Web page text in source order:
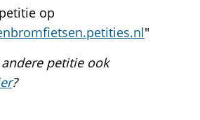
op
"
petitie ook
?